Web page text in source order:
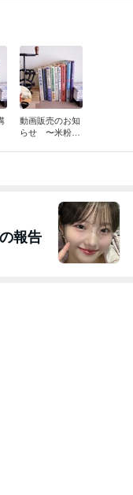
動画販売のお知
らせ 〜米粉シ
報告